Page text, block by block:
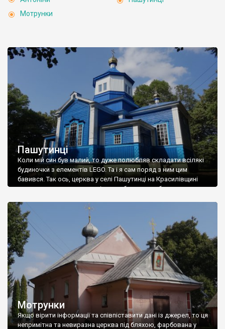
Мотрунки
Пашутинці
Коли мій син був малий, то дуже полюбляв складати всілякі
будиночки з елементів LEGO. Та і я сам поряд з ним цим
бавився. Так ось, церква у селі Пашутинці на Красилівщині
виглядає саме так – «красіво», виблискуючи бляхою,
важко сказати про цю церкву, як таку, що має душу. […]
Мотрунки
Якщо вірити інформації та співпіставити дані із джерел, то ця
непримітна та невиразна церква під бляхою, фарбована у